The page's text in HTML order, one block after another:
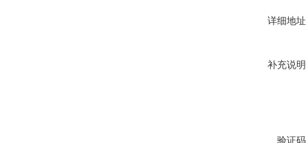
详细地址
补充说明
验证码